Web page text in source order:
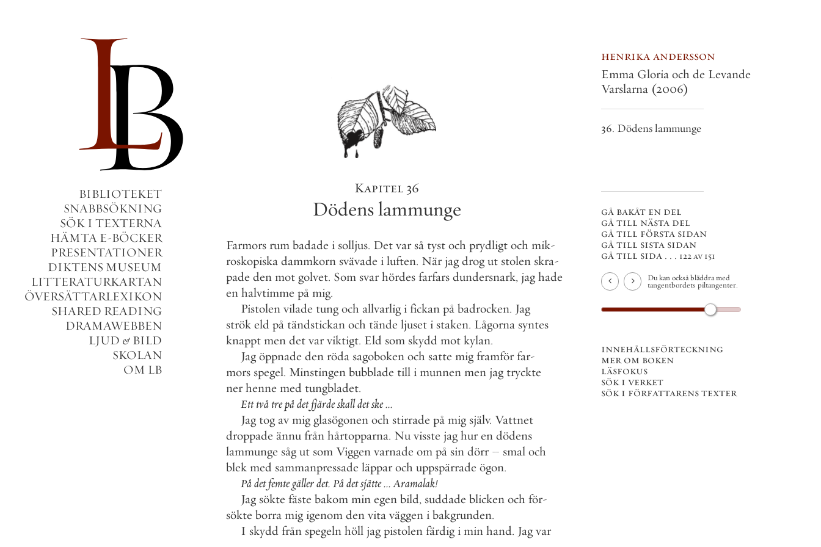
BIBLIOTEKET
SNABBSÖKNING
SÖK I TEXTERNA
HÄMTA E-BÖCKER
PRESENTATIONER
DIKTENS MUSEUM
LITTERATURKARTAN
ÖVERSÄTTARLEXIKON
SHARED READING
DRAMAWEBBEN
LJUD & BILD
SKOLAN
OM LB
Kapitel 36
Dödenslammunge
Farmors rum badade i solljus. Det var så tyst och prydligt och mik-
roskopiska dammkorn svävade i luften. När jag drog ut stolen skra-
pade den mot golvet. Som svar hördes farfars dundersnark, jag hade
en halvtimme på mig.
Pistolen vilade tung och allvarlig i fickan på badrocken. Jag
strök eld på tändstickan och tände ljuset i staken. Lågorna syntes
knappt men det var viktigt. Eld som skydd mot kylan.
Jag öppnade den röda sagoboken och satte mig framför far-
mors spegel. Minstingen bubblade till i munnen men jag tryckte
ner henne med tungbladet.
Ett två trepådetfjärdeskalldetske...
Jag tog av mig glasögonen och stirrade på mig själv. Vattnet
droppade ännu från hårtopparna. Nu visste jag hur en dödens
lammunge såg ut som Viggen varnade om på sin dörr – smal och
blek med sammanpressade läppar och uppspärrade ögon.
Pådetfemtegällerdet. Pådetsjätte... Aramalak!
Jag sökte fäste bakom min egen bild, suddade blicken och för-
sökte borra mig igenom den vita väggen i bakgrunden.
I skydd från spegeln höll jag pistolen färdig i min hand. Jag var
henrika andersson
Emma Gloria och de Levande
Varslarna (2006)
36. Dödens lammunge
gå bakåt en del
gå till nästa del
gå till första sidan
gå till sista sidan
gå till sida . . . 122 av 151
Du kan också bläddra med
tangentbordets piltangenter.
innehållsförteckning
mer om boken
läsfokus
sök i verket
sök i författarens texter